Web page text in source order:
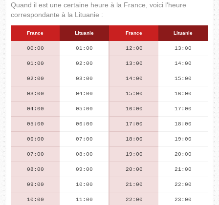
Quand il est une certaine heure à la France, voici l'heure
correspondante à la Lituanie :
France Lituanie France Lituanie
00:00 01:00 12:00 13:00
01:00 02:00 13:00 14:00
02:00 03:00 14:00 15:00
03:00 04:00 15:00 16:00
04:00 05:00 16:00 17:00
05:00 06:00 17:00 18:00
06:00 07:00 18:00 19:00
07:00 08:00 19:00 20:00
08:00 09:00 20:00 21:00
09:00 10:00 21:00 22:00
10:00 11:00 22:00 23:00